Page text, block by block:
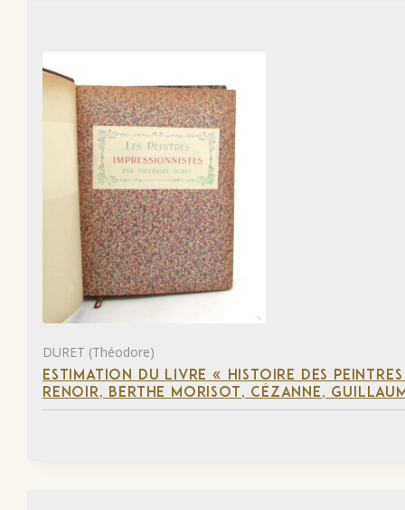
DURET (Théodore)
ESTIMATION DU LIVRE « HISTOIRE DES
RENOIR, BERTHE MORISOT, CÉZANNE,